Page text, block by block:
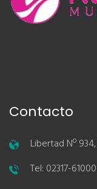
Contacto
Libertad Nº
Tel: 02317-